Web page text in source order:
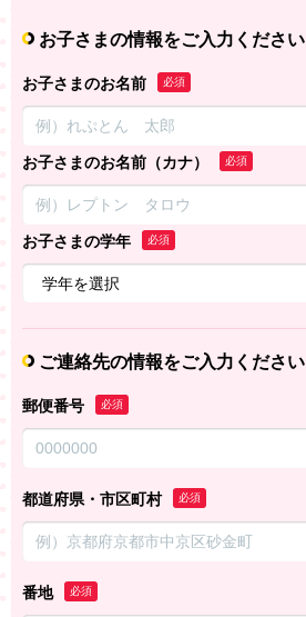
お子さまの情報をご入力ください
お子さまのお名前 必須
お子さまのお名前（カナ） 必須
お子さまの学年 必須
ご連絡先の情報をご入力ください
郵便番号 必須
都道府県・市区町村 必須
番地 必須